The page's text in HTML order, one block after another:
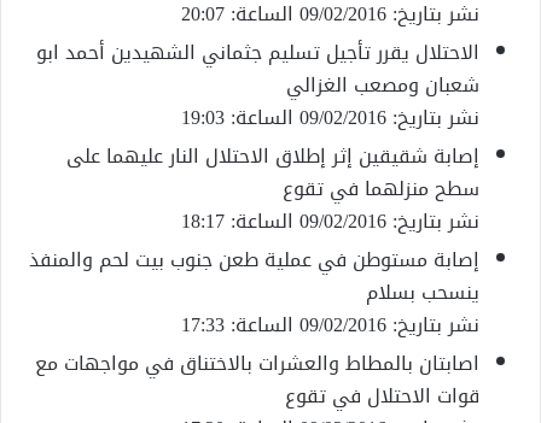
نشر بتاريخ: 09/02/2016 الساعة: 20:07
الاحتلال يقرر تأجيل تسليم جثماني الشهيدين أحمد ابو
شعبان ومصعب الغزالي
نشر بتاريخ: 09/02/2016 الساعة: 19:03
إصابة شقيقين إثر إطلاق الاحتلال النار عليهما على
سطح منزلهما في تقوع
نشر بتاريخ: 09/02/2016 الساعة: 18:17
إصابة مستوطن في عملية طعن جنوب بيت لحم والمنفذ
ينسحب بسلام
نشر بتاريخ: 09/02/2016 الساعة: 17:33
اصابتان بالمطاط والعشرات بالاختناق في مواجهات مع
قوات الاحتلال في تقوع